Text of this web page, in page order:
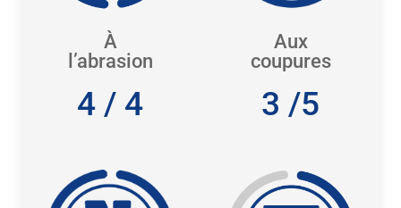
À
l’abrasion
4 / 4
Aux
coupures
3 /5